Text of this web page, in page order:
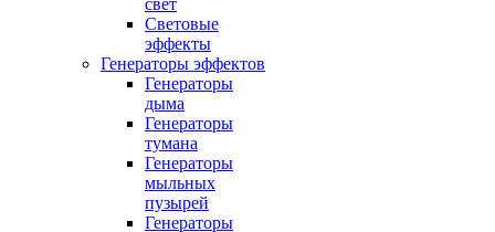
свет
Световые
эффекты
Генераторы эффектов
Генераторы
дыма
Генераторы
тумана
Генераторы
мыльных
пузырей
Генераторы